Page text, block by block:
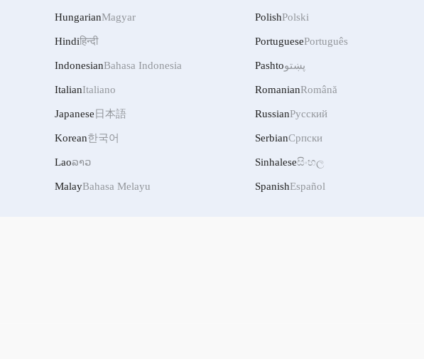
HungarianMagyar
Hindiहिन्दी
IndonesianBahasa Indonesia
ItalianItaliano
Japanese 日本語
Korean한국어
Laoລາວ
MalayBahasa Melayu
PolishPolski
PortuguesePortuguês
Pashtoپښتو
RomanianRomână
RussianРусский
SerbianСрпски
Sinhaleseසිංහල
SpanishEspañol